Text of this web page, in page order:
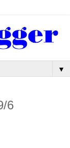
▼
6